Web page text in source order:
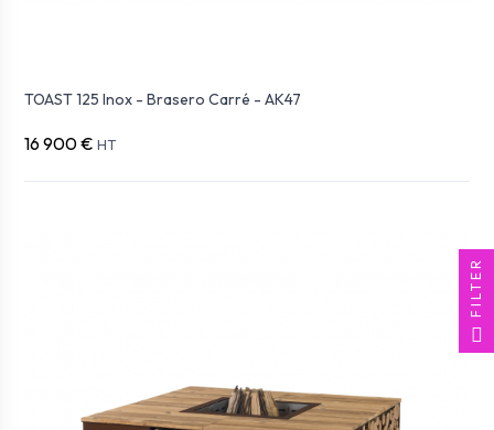
TOAST 125 Inox - Brasero Carré - AK47
16 900 € HT
FILTER